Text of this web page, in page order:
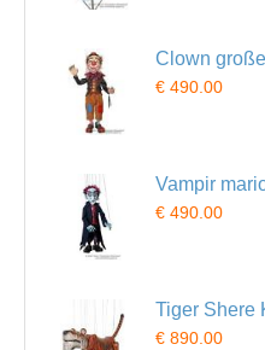
Clown
€ 490.00
Vampir
€ 490.00
Tiger Shere
€ 890.00